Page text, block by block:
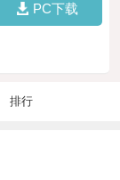
PC下载
排行